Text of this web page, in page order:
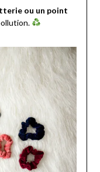
ou un point